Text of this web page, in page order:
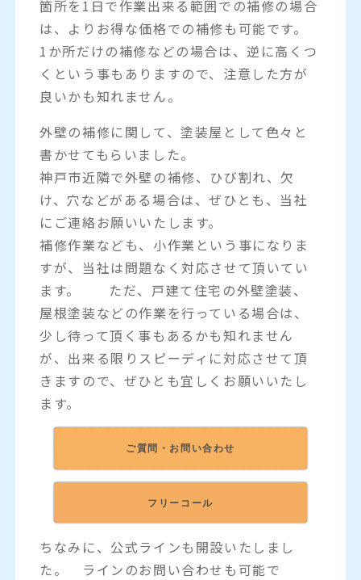
箇所を1日で作業出来る範囲での補修の場合
は、よりお得な価格での補修も可能です。
1か所だけの補修などの場合は、逆に高くつ
くという事もありますので、注意した方が
良いかも知れません。
外壁の補修に関して、塗装屋として色々と
書かせてもらいました。
神戸市近隣で外壁の補修、ひび割れ、欠
け、穴などがある場合は、ぜひとも、当社
にご連絡お願いいたします。
補修作業なども、小作業という事になりま
すが、当社は問題なく対応させて頂いてい
ます。 ただ、戸建て住宅の外壁塗装、
屋根塗装などの作業を行っている場合は、
少し待って頂く事もあるかも知れません
が、出来る限りスピーディに対応させて頂
きますので、ぜひとも宜しくお願いいたし
ます。
ご質問・お問い合わせ
フリーコール
ちなみに、公式ラインも開設いたしまし
た。 ラインのお問い合わせも可能で